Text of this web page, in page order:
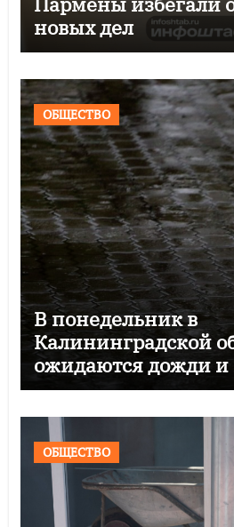
новых дел
ОБЩЕСТВО
В понедельник в
Калининградской
ожидаются дожди и
ОБЩЕСТВО